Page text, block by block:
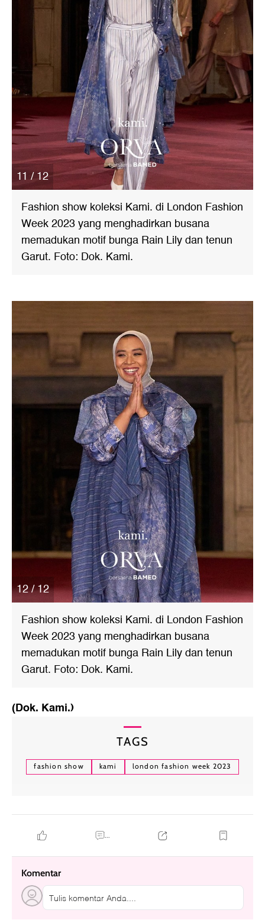
11 / 12
Fashion show koleksi Kami. di London Fashion
Week 2023 yang menghadirkan busana
memadukan motif bunga Rain Lily dan tenun
Garut. Foto: Dok. Kami.
12 / 12
Fashion show koleksi Kami. di London Fashion
Week 2023 yang menghadirkan busana
memadukan motif bunga Rain Lily dan tenun
Garut. Foto: Dok. Kami.
(Dok. Kami.)
TAGS
fashion show kami london fashion week 2023
...
Komentar
Tulis komentar Anda....